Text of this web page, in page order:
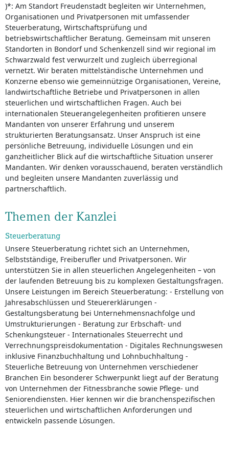
)*: Am Standort Freudenstadt begleiten wir Unternehmen,
Organisationen und Privatpersonen mit umfassender
Steuerberatung, Wirtschaftsprüfung und
betriebswirtschaftlicher Beratung. Gemeinsam mit unseren
Standorten in Bondorf und Schenkenzell sind wir regional im
Schwarzwald fest verwurzelt und zugleich überregional
vernetzt. Wir beraten mittelständische Unternehmen und
Konzerne ebenso wie gemeinnützige Organisationen, Vereine,
landwirtschaftliche Betriebe und Privatpersonen in allen
steuerlichen und wirtschaftlichen Fragen. Auch bei
internationalen Steuerangelegenheiten profitieren unsere
Mandanten von unserer Erfahrung und unserem
strukturierten Beratungsansatz. Unser Anspruch ist eine
persönliche Betreuung, individuelle Lösungen und ein
ganzheitlicher Blick auf die wirtschaftliche Situation unserer
Mandanten. Wir denken vorausschauend, beraten verständlich
und begleiten unsere Mandanten zuverlässig und
partnerschaftlich.
Themen der Kanzlei
Steuerberatung
Unsere Steuerberatung richtet sich an Unternehmen,
Selbstständige, Freiberufler und Privatpersonen. Wir
unterstützen Sie in allen steuerlichen Angelegenheiten – von
der laufenden Betreuung bis zu komplexen Gestaltungsfragen.
Unsere Leistungen im Bereich Steuerberatung: - Erstellung von
Jahresabschlüssen und Steuererklärungen -
Gestaltungsberatung bei Unternehmensnachfolge und
Umstrukturierungen - Beratung zur Erbschaft- und
Schenkungsteuer - Internationales Steuerrecht und
Verrechnungspreisdokumentation - Digitales Rechnungswesen
inklusive Finanzbuchhaltung und Lohnbuchhaltung -
Steuerliche Betreuung von Unternehmen verschiedener
Branchen Ein besonderer Schwerpunkt liegt auf der Beratung
von Unternehmen der Fitnessbranche sowie Pflege- und
Seniorendiensten. Hier kennen wir die branchenspezifischen
steuerlichen und wirtschaftlichen Anforderungen und
entwickeln passende Lösungen.